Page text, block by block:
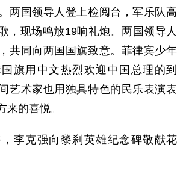
两国领导人登上检阅台，军乐队高
，现场鸣放19响礼炮。两国领导人
共同向两国国旗致意。菲律宾少年
旗用中文热烈欢迎中国总理的到
艺术家也用独具特色的民乐表演表
来的喜悦。
克强向黎刹英雄纪念碑敬献花